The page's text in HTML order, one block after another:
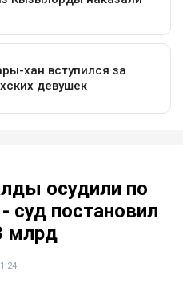
осудили по
суд постановил
млрд